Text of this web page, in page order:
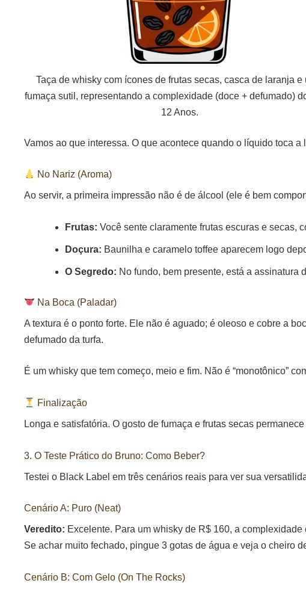
Taça de whisky com ícones de frutas secas, casca de laranja e
fumaça sutil, representando a complexidade (doce + defumado)
12 Anos.
Vamos ao que interessa. O que acontece quando o líquido toca a
No Nariz (Aroma)
Ao servir, a primeira impressão não é de álcool (ele é bem
Frutas: Você sente claramente frutas escuras e secas,
Doçura: Baunilha e caramelo toffee aparecem logo
O Segredo: No fundo, bem presente, está a assinatura
Na Boca (Paladar)
A textura é o ponto forte. Ele não é aguado; é oleoso e cobre a
defumado da turfa.
É um whisky que tem começo, meio e fim. Não é “monotônico”
Finalização
Longa e satisfatória. O gosto de fumaça e frutas secas
3. O Teste Prático do Bruno: Como Beber?
Testei o Black Label em três cenários reais para ver sua
Cenário A: Puro (Neat)
Veredito: Excelente. Para um whisky de R$ 160, a
Se achar muito fechado, pingue 3 gotas de água e veja o cheiro
Cenário B: Com Gelo (On The Rocks)